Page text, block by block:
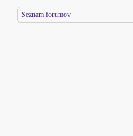
Seznam forumov